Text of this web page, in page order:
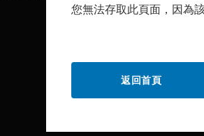
自动化仓储
生产力
您無法存取此頁面，因為
返回首頁